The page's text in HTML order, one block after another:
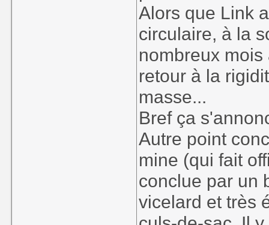
Alors que Link
circulaire, à la
nombreux
retour à la
masse...
Bref ça
Autre point
mine (qui fait
conclue par un
vicelard et très